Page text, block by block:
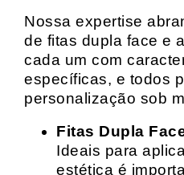
Nossa expertise
de fitas dupla face e
cada um com
específicas, e todos
personalização sob
Fitas Dupla
Ideais para
estética é